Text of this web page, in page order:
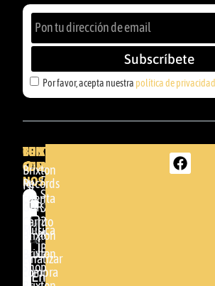
Por favor, acepta nuestra política de privacidad
Subscríbete
BRIXTON
DENDA -
SHOP
Somera
24
48005 -
BILBAO
(+34)
BRIXTON
Brixton
Records
GBR
Música
Brixton
Shop
TU
CUENTA
Mi
cuenta
Carrito
Brixton
Finalizar
compra
CONTACTA
CON
NOSOTROS
Por
favor,
acepta
nuestra
política de
Enviar